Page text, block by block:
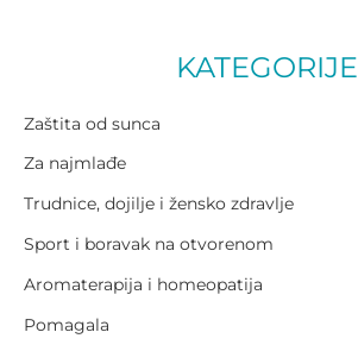
KATEGORIJE
Zaštita od sunca
Za najmlađe
Trudnice, dojilje i žensko zdravlje
Sport i boravak na otvorenom
Aromaterapija i homeopatija
Pomagala